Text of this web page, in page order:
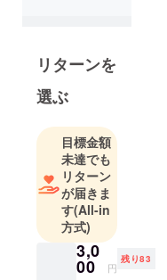
リターンを
選ぶ
目標金額
未達でも
リターン
が届きま
す(All-in
方式)
3,0
00 円
残り83